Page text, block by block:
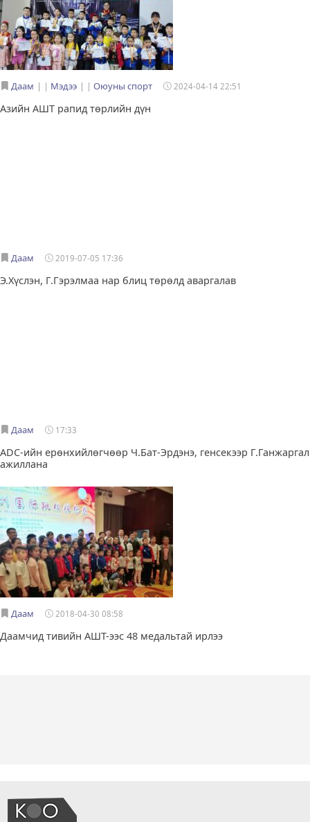
Даам | Мэдээ | Оюуны спорт 2024-04-14 22:51
Азийн АШТ рапид төрлийн дүн
Даам 2019-07-05 17:36
Э.Хүслэн, Г.Гэрэлмаа нар блиц төрөлд аваргалав
Даам 17:33
ADC-ийн ерөнхийлөгчөөр Ч.Бат-Эрдэнэ, генсекээр Г.Ганжаргал
ажиллана
Даам 2018-04-30 08:58
Даамчид тивийн АШТ-ээс 48 медальтай ирлээ